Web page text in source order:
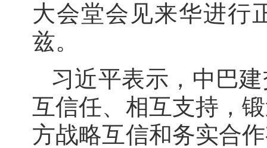
大会堂会见来华进行
兹。
习近平表示，中巴
互信任、相互支持，
方战略互信和务实合